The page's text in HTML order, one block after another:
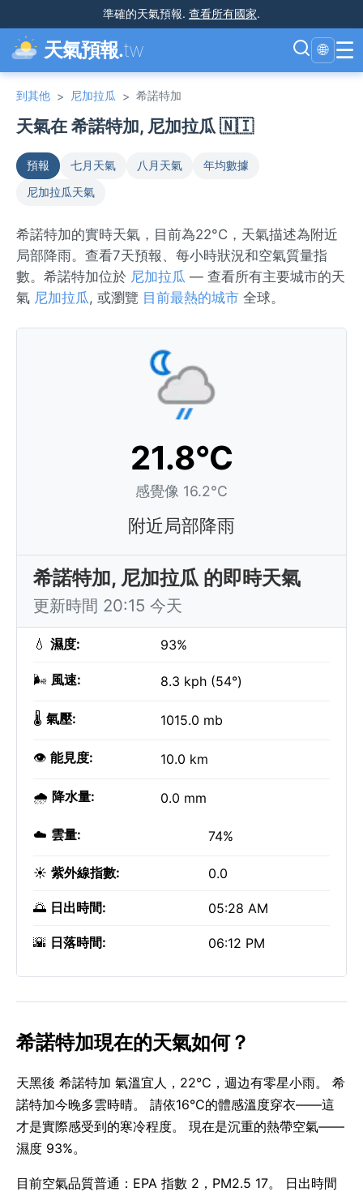
準確的天氣預報. 查看所有國家.
天氣預報.tw 🌐 ☰
到其他 > 尼加拉瓜 > 希諾特加
天氣在 希諾特加, 尼加拉瓜 🇳🇮
預報 七月天氣 八月天氣
年均數據
尼加拉瓜天氣
希諾特加的實時天氣，目前為22°C，天氣描述為附近
局部降雨。查看7天預報、每小時狀況和空氣質量指
數。希諾特加位於 尼加拉瓜 — 查看所有主要城市的天
氣 尼加拉瓜, 或瀏覽 目前最熱的城市 全球。
21.8°C
感覺像 16.2°C
附近局部降雨
希諾特加, 尼加拉瓜 的即時天氣
更新時間 20:15 今天
💧 濕度: 93%
🌬️ 風速: 8.3 kph (54°)
🌡️ 氣壓: 1015.0 mb
👁️ 能見度: 10.0 km
🌧️ 降水量: 0.0 mm
☁️ 雲量: 74%
☀️ 紫外線指數: 0.0
🌅 日出時間: 05:28 AM
🌇 日落時間: 06:12 PM
希諾特加現在的天氣如何？
天黑後 希諾特加 氣溫宜人，22°C，週边有零星小雨。 希
諾特加今晚多雲時晴。 請依16°C的體感溫度穿衣——這
才是實際感受到的寒冷程度。 現在是沉重的熱帶空氣——
濕度 93%。
目前空氣品質普通：EPA 指數 2，PM2.5 17。 日出時間